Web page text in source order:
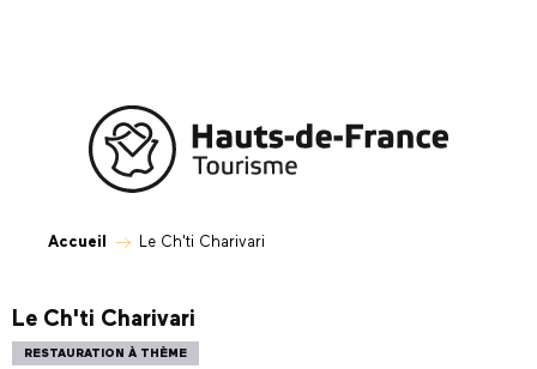
Accueil Le Ch'ti Charivari
Le Ch'ti Charivari
RESTAURATION À THÈME